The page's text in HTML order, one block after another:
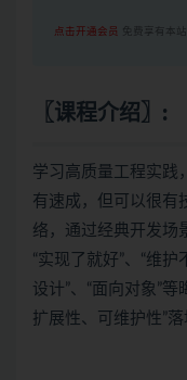
点击开通会员 免费享有本
〖课程介绍〗:
学习高质量工程实践
有速成，但可以很有
络，通过经典开发场
“实现了就好”、“维护
设计”、“面向对象”
扩展性、可维护性”落